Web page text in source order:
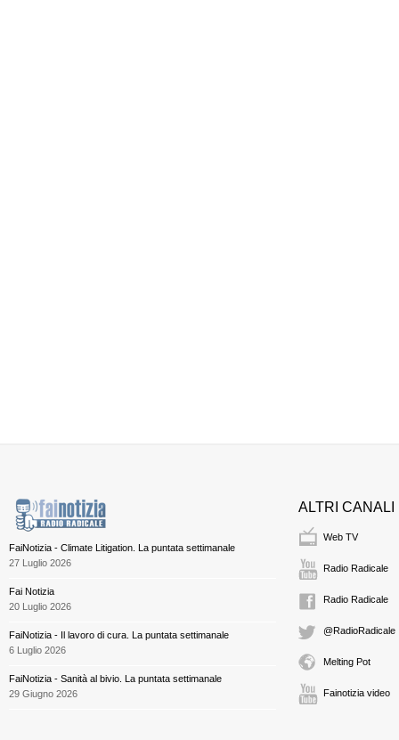
FaiNotizia - Climate Litigation. La puntata settimanale
27 Luglio 2026
Fai Notizia
20 Luglio 2026
FaiNotizia - Il lavoro di cura. La puntata settimanale
6 Luglio 2026
FaiNotizia - Sanità al bivio. La puntata settimanale
29 Giugno 2026
ALTRI CANALI
Web TV
Radio Radicale
Radio Radicale
@RadioRadicale
Melting Pot
Fainotizia video